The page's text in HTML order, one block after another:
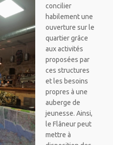
concilier
habilement une
ouverture sur le
quartier grâce
aux activités
proposées par
ces structures
et les besoins
propres à une
auberge de
jeunesse. Ainsi,
le Flâneur peut
mettre à